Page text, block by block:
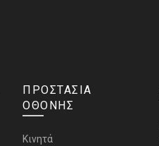
ΠΡΟΣΤΑΣΙΑ
ΟΘΟΝΗΣ
Κινητά